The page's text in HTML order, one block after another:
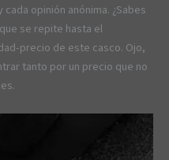
opinión anónima. ¿Sabes
se repite hasta el
precio de este casco. Ojo,
tanto por un precio que no